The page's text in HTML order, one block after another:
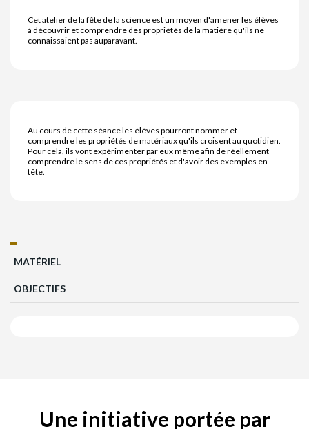
Cet atelier de la fête de la science est un moyen d'amener les élèves
à découvrir et comprendre des propriétés de la matière qu'ils ne
connaissaient pas auparavant.
Au cours de cette séance les élèves pourront nommer et
comprendre les propriétés de matériaux qu'ils croisent au quotidien.
Pour cela, ils vont expérimenter par eux même afin de réellement
comprendre le sens de ces propriétés et d'avoir des exemples en
tête.
MATÉRIEL
OBJECTIFS
Une initiative portée par